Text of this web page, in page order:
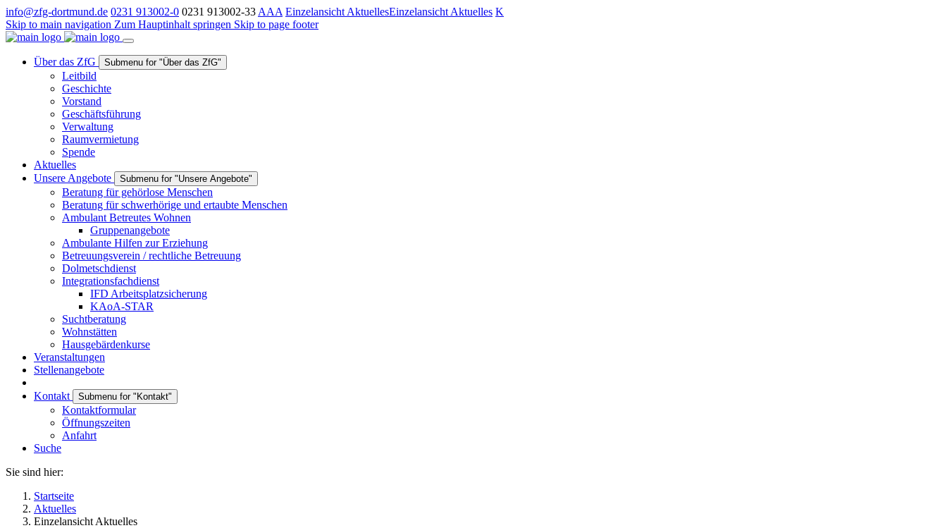
info@zfg-dortmund.de 0231 913002-0 0231 913002-33 AAA Einzelansicht AktuellesEinzelansicht Aktuelles K
Skip to main navigation Zum Hauptinhalt springen Skip to page footer
Über das ZfG Submenu for "Über das ZfG"
Leitbild
Geschichte
Vorstand
Geschäftsführung
Verwaltung
Raumvermietung
Spende
Aktuelles
Unsere Angebote
Submenu for "Unsere Angebote"
Beratung für gehörlose Menschen
Beratung für schwerhörige und ertaubte Menschen
Ambulant Betreutes Wohnen
Gruppenangebote
Ambulante Hilfen zur Erziehung
Betreuungsverein / rechtliche Betreuung
Dolmetschdienst
Integrationsfachdienst
IFD Arbeitsplatzsicherung
KAoA-STAR
Suchtberatung
Wohnstätten
Hausgebärdenkurse
Veranstaltungen
Stellenangebote
Kontakt Submenu for "Kontakt"
Kontaktformular
Öffnungszeiten
Anfahrt
Suche
Sie sind hier:
Startseite
Aktuelles
Einzelansicht Aktuelles